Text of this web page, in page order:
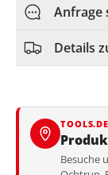
Anfrage
Details
Besuche